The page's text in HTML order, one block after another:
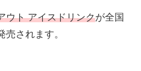
ウト アイスドリンクが全国
されます。